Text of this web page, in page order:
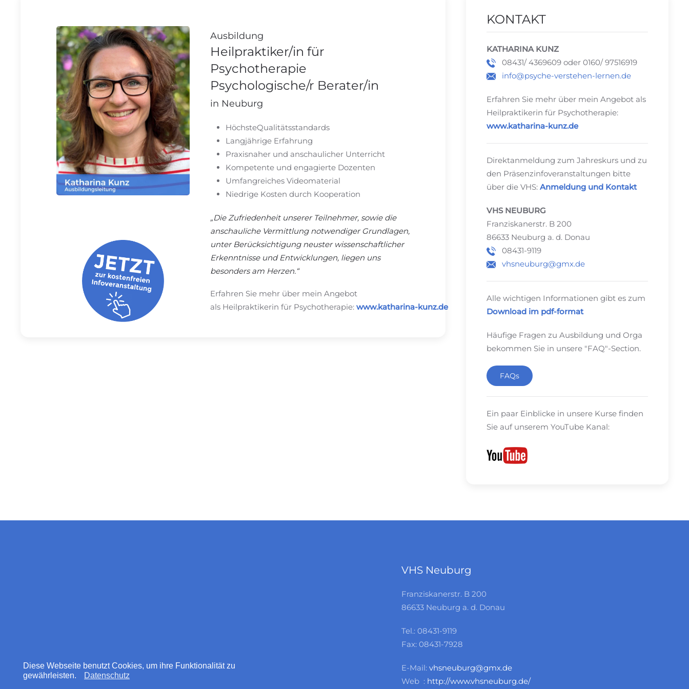
Diese Webseite benutzt Cookies, um ihre Funktionalität zu
gewährleisten.
Datenschutz
Ausbildung
Heilpraktiker/in für
Psychotherapie
Psychologische/r Berater/in
in Neuburg
HöchsteQualitätsstandards
Langjährige Erfahrung
Praxisnaher und anschaulicher Unterricht
Kompetente und engagierte Dozenten
Umfangreiches Videomaterial
Niedrige Kosten durch Kooperation
„Die Zufriedenheit unserer Teilnehmer, sowie die
anschauliche Vermittlung notwendiger Grundlagen,
unter Berücksichtigung neuster wissenschaftlicher
Erkenntnisse und Entwicklungen, liegen uns
besonders am Herzen.“
Erfahren Sie mehr über mein Angebot
als Heilpraktikerin für Psychotherapie: www.katharina-kunz.de
KONTAKT
KATHARINA KUNZ
08431/ 4369609 oder 0160/ 97516919
info@psyche-verstehen-lernen.de
Erfahren Sie mehr über mein Angebot als
Heilpraktikerin für Psychotherapie:
www.katharina-kunz.de
Direktanmeldung zum Jahreskurs und zu
den Präsenzinfoveranstaltungen bitte
über die VHS:Anmeldung und Kontakt
VHS NEUBURG
Franziskanerstr. B 200
86633 Neuburg a. d. Donau
08431-9119
vhsneuburg@gmx.de
Alle wichtigen Informationen gibt es zum
Download im pdf-format
Häufige Fragen zu Ausbildung und Orga
bekommen Sie in unsere "FAQ"-Section.
FAQs
Ein paar Einblicke in unsere Kurse finden
Sie auf unserem YouTube Kanal:
VHS Neuburg
Franziskanerstr. B 200
86633 Neuburg a. d. Donau
Tel.: 08431-9119
Fax: 08431-7928
E-Mail:vhsneuburg@gmx.de
Web : http://www.vhsneuburg.de/